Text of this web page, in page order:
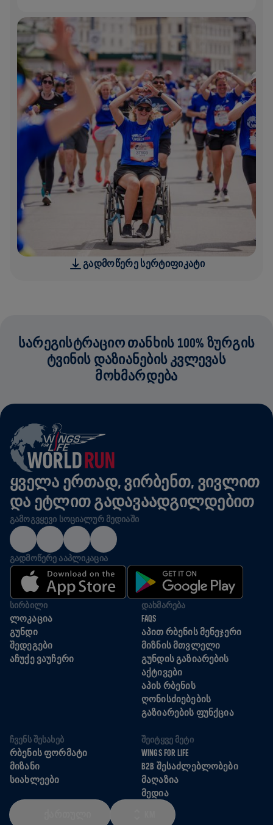
ᲒᲐᲓᲛᲝᲬᲔᲠᲔ ᲡᲔᲠᲢᲘᲤᲘᲙᲐᲢᲘ
ᲡᲐᲠᲔᲒᲘᲡᲢᲠᲐᲪᲘᲝ ᲗᲐᲜᲮᲘᲡ 100% ᲖᲣᲠᲒᲘᲡ
ᲢᲕᲘᲜᲘᲡ ᲓᲐᲖᲘᲐᲜᲔᲑᲘᲡ ᲙᲕᲚᲔᲕᲐᲡ
ᲛᲝᲮᲛᲐᲠᲓᲔᲑᲐ
ᲧᲕᲔᲚᲐ ᲔᲠᲗᲐᲓ, ᲕᲘᲠᲑᲔᲜᲗ, ᲕᲘᲕᲚᲘᲗ
ᲓᲐ ᲔᲢᲚᲘᲗ ᲒᲐᲓᲐᲕᲐᲐᲓᲒᲘᲚᲓᲔᲑᲘᲗ
ᲒᲐᲛᲝᲒᲕᲧᲔᲕᲘ ᲡᲝᲪᲘᲐᲚᲣᲠ ᲛᲔᲓᲘᲐᲨᲘ
ᲒᲐᲓᲛᲝᲬᲔᲠᲔ ᲐᲐᲞᲚᲘᲙᲐᲪᲘᲐ
ᲡᲘᲠᲑᲘᲚᲘ
ᲚᲝᲙᲐᲪᲘᲐ
ᲒᲣᲜᲓᲘ
ᲨᲔᲓᲔᲒᲔᲑᲘ
ᲐᲩᲣᲥᲔ ᲕᲐᲣᲩᲔᲠᲘ
ᲓᲐᲮᲛᲐᲠᲔᲑᲐ
FAQS
ᲐᲞᲘᲗ ᲠᲑᲔᲜᲘᲡ ᲛᲔᲜᲔᲯᲔᲠᲘ
ᲛᲘᲖᲜᲘᲡ ᲛᲗᲕᲚᲔᲚᲘ
ᲒᲣᲜᲓᲘᲡ ᲒᲐᲖᲘᲐᲠᲔᲑᲘᲡ
ᲐᲥᲢᲘᲕᲔᲑᲘ
ᲐᲞᲘᲡ ᲠᲑᲔᲜᲘᲡ
ᲦᲝᲜᲘᲡᲫᲘᲔᲑᲔᲑᲘᲡ
ᲒᲐᲖᲘᲐᲠᲔᲑᲘᲡ ᲤᲣᲜᲥᲪᲘᲐ
ᲩᲕᲔᲜᲡ ᲨᲔᲡᲐᲮᲔᲑ
ᲠᲑᲔᲜᲘᲡ ᲤᲝᲠᲛᲐᲢᲘ
ᲛᲘᲖᲐᲜᲘ
ᲡᲘᲐᲮᲚᲔᲔᲑᲘ
ᲨᲔᲘᲢᲧᲕᲔ ᲛᲔᲢᲘ
WINGS FOR LIFE
B2B ᲨᲔᲡᲐᲫᲚᲔᲑᲚᲝᲑᲔᲑᲘ
ᲛᲐᲦᲐᲖᲘᲐ
ᲛᲔᲓᲘᲐ